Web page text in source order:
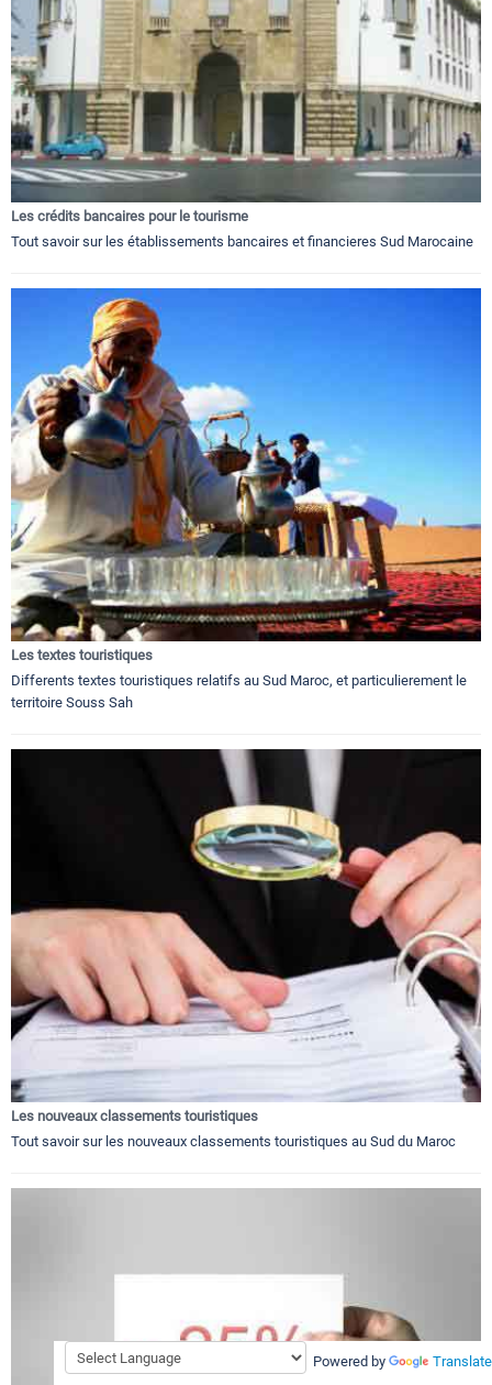
Les crédits bancaires pour le tourisme
Tout savoir sur les établissements bancaires et financieres Sud Marocaine
Les textes touristiques
Differents textes touristiques relatifs au Sud Maroc, et particulierement le
territoire Souss Sah
Les nouveaux classements touristiques
Tout savoir sur les nouveaux classements touristiques au Sud du Maroc
Powered by Translate